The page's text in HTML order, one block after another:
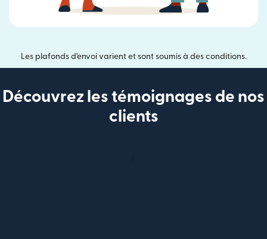
Les plafonds d'envoi varient et sont soumis à des conditions.
Découvrez les témoignages de nos
clients